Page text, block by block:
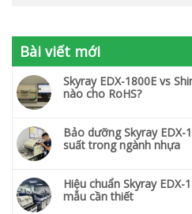
Bài viết mới
Skyray EDX-1800E vs
nào cho RoHS?
Bảo dưỡng Skyray EDX-
suất trong ngành nhựa
Hiệu chuẩn Skyray
mẫu cần thiết